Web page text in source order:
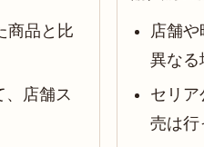
商品と比
、店舗ス
店舗
異なる
セリア
売は行